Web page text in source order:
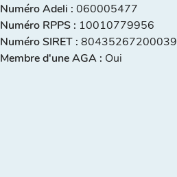
Numéro Adeli : 060005477
Numéro RPPS : 10010779956
Numéro SIRET : 80435267200039
Membre d'une AGA : Oui